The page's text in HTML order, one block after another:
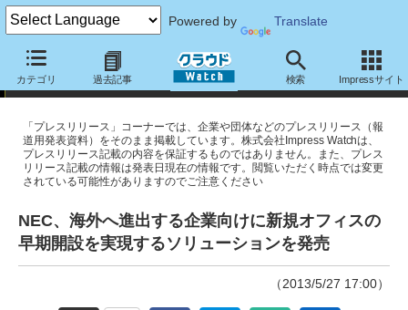
Powered by Translate
カテゴリ 過去記事 検索 Impressサイト
プレスリリース
「プレスリリース」コーナーでは、企業や団体などのプレスリリース（報
道用発表資料）をそのまま掲載しています。株式会社Impress Watchは、
プレスリリース記載の内容を保証するものではありません。また、プレス
リリース記載の情報は発表日現在の情報です。閲覧いただく時点では変更
されている可能性がありますのでご注意ください
NEC、海外へ進出する企業向けに新規オフィスの
早期開設を実現するソリューションを発売
（2013/5/27 17:00）